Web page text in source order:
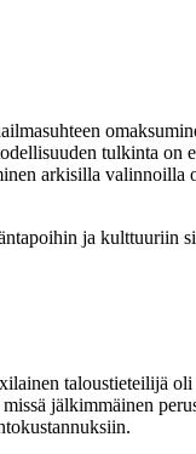
tulkinta on
arkisilla valinnoilla
ja kulttuuriin
taloustieteilijä oli
jälkimmäinen